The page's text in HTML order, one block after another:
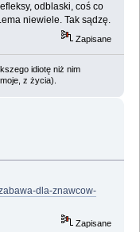
odblaski, coś co
niewiele. Tak sądzę.
Zapisane
idiotę niż nim
z życia).
dla-znawcow-
Zapisane